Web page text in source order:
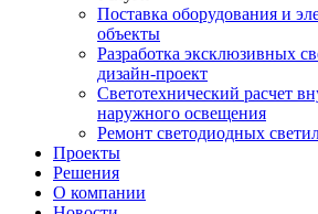
Поставка оборудования и
объекты
Разработка эксклюзивных
дизайн-проект
Светотехнический расчет
наружного освещения
Ремонт светодиодных
Проекты
Решения
О компании